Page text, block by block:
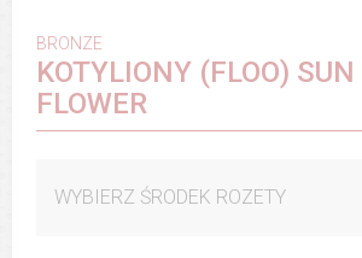
BRONZE
KOTYLIONY (FLOO) SUN
FLOWER
WYBIERZ ŚRODEK ROZETY